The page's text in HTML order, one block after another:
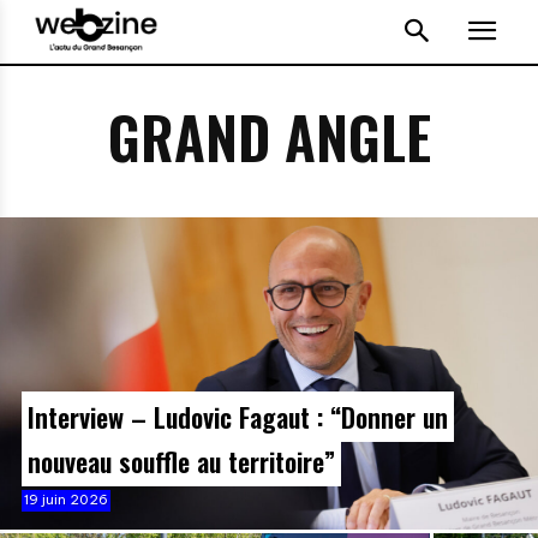
GRAND ANGLE
Interview – Ludovic Fagaut : “Donner un
nouveau souffle au territoire”
19 juin 2026